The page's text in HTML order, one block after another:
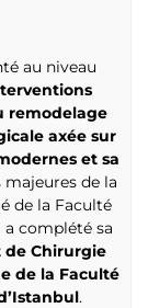
au niveau
remodelage
axée sur
et sa
de la
de la Faculté
a complété sa
Chirurgie
de la Faculté
.